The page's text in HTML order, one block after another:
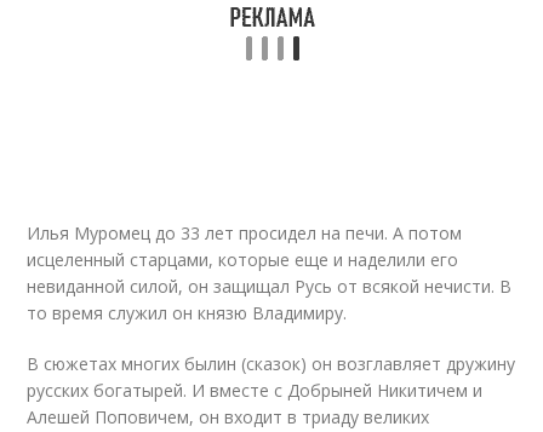
Илья Муромец до 33 лет просидел на печи. А потом
исцеленный старцами, которые еще и наделили его
невиданной силой, он защищал Русь от всякой нечисти. В
то время служил он князю Владимиру.
В сюжетах многих былин (сказок) он возглавляет дружину
русских богатырей. И вместе с Добрыней Никитичем и
Алешей Поповичем, он входит в триаду великих